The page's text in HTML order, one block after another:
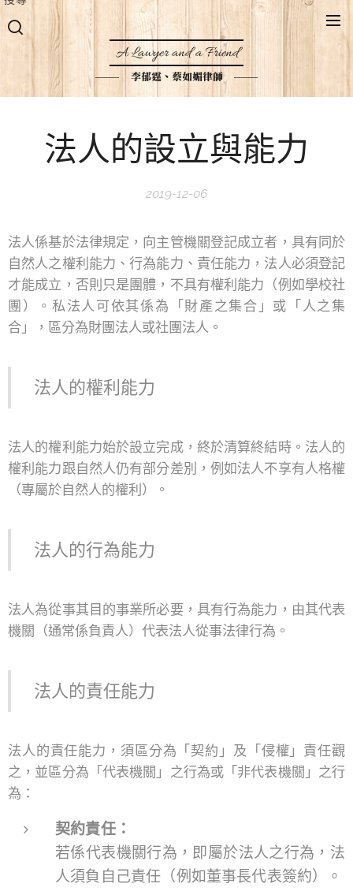
A Lawyer and a Friend
李郁霆、蔡如媚律師
法人的設立與能力
2019-12-06
法人係基於法律規定，向主管機關登記成立者，具有同於
自然人之權利能力、行為能力、責任能力，法人必須登記
才能成立，否則只是團體，不具有權利能力（例如學校社
團）。私法人可依其係為「財產之集合」或「人之集
合」，區分為財團法人或社團法人。
法人的權利能力
法人的權利能力始於設立完成，終於清算終結時。法人的
權利能力跟自然人仍有部分差別，例如法人不享有人格權
（專屬於自然人的權利）。
法人的行為能力
法人為從事其目的事業所必要，具有行為能力，由其代表
機關（通常係負責人）代表法人從事法律行為。
法人的責任能力
法人的責任能力，須區分為「契約」及「侵權」責任觀
之，並區分為「代表機關」之行為或「非代表機關」之行
為：
契約責任：
若係代表機關行為，即屬於法人之行為，法
人須負自己責任（例如董事長代表簽約）。